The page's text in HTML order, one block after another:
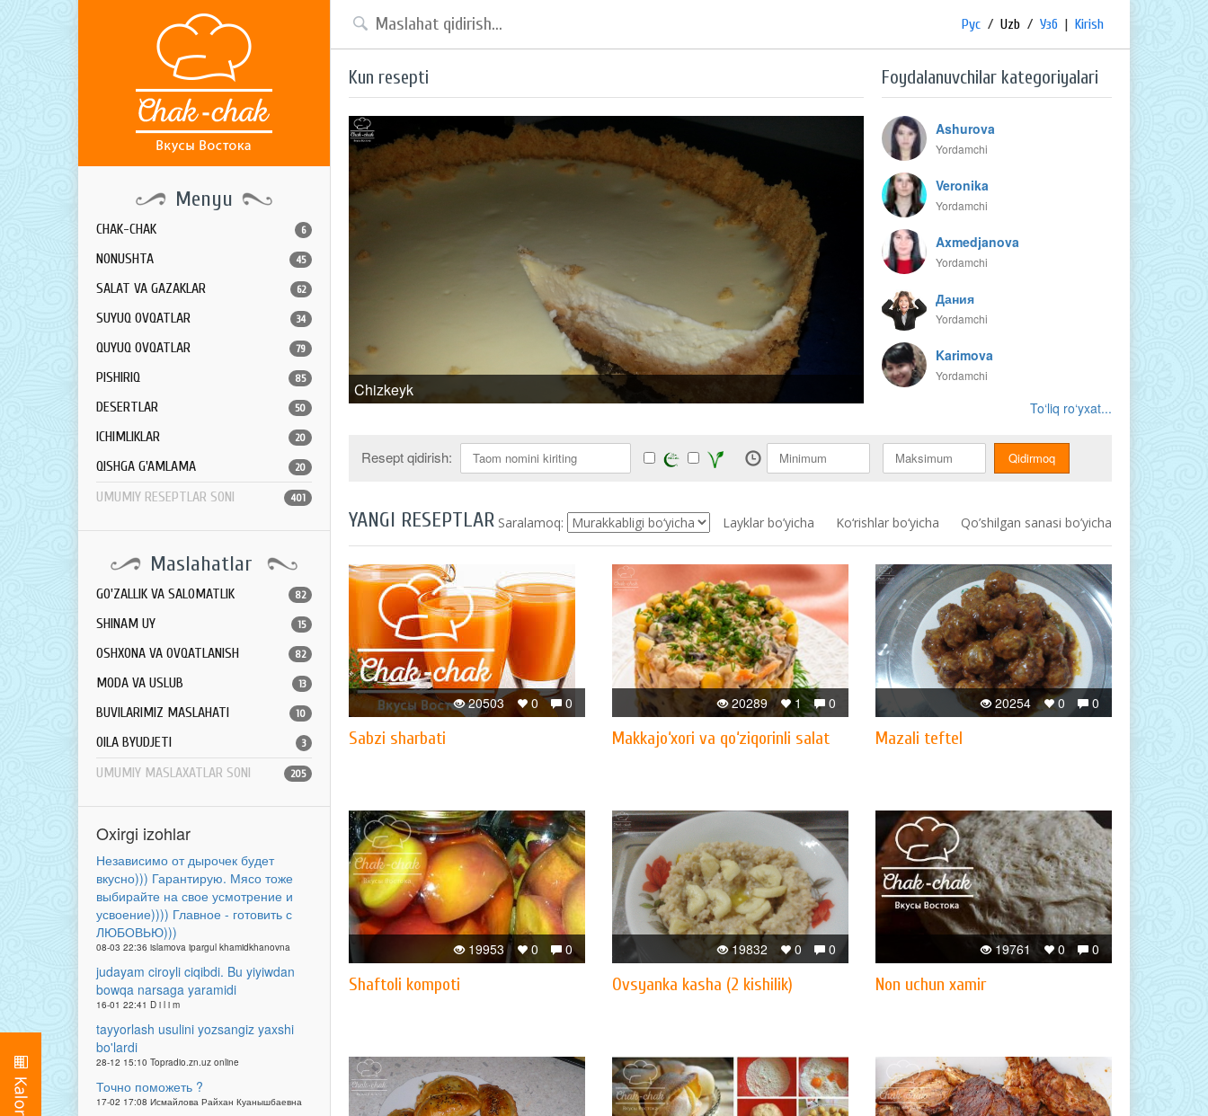
Menyu
CHAK-CHAK 6
NONUSHTA 45
SALAT VA GAZAKLAR 62
SUYUQ OVQATLAR 34
QUYUQ OVQATLAR 79
PISHIRIQ 85
DESERTLAR 50
ICHIMLIKLAR 20
QISHGA G'AMLAMA 20
UMUMIY RESEPTLAR SONI 401
Maslahatlar
GO'ZALLIK VA SALOMATLIK 82
SHINAM UY 15
OSHXONA VA OVQATLANISH 82
MODA VA USLUB 13
BUVILARIMIZ MASLAHATI 10
OILA BYUDJETI 3
UMUMIY MASLAXATLAR SONI 205
Oxirgi izohlar
Независимо от дырочек будет
вкусно))) Гарантирую. Мясо тоже
выбирайте на свое усмотрение и
усвоение)))) Главное - готовить с
ЛЮБОВЬЮ)))
08-03 22:36 islamova ipargul khamidkhanovna
judayam ciroyli ciqibdi. Bu yiyiwdan
bowqa narsaga yaramidi
16-01 22:41 D i l i m
tayyorlash usulini yozsangiz yaxshi
bo'lardi
28-12 15:10 Topradio.zn.uz online
Точно поможеть ?
17-02 17:08 Исмайлова Райхан Куанышбаевна
Рус / Uzb / Узб | Kirish
Kun resepti
Chizkeyk
Foydalanuvchilar kategoriyalari
Ashurova
Yordamchi
Veronika
Yordamchi
Axmedjanova
Yordamchi
Дания
Yordamchi
Karimova
Yordamchi
To‘liq ro‘yxat...
Resept qidirish:
YANGI RESEPTLAR Saralamoq: Layklar bo’yicha Ko‘rishlar bo‘yicha Qo’shilgan sanasi bo’yicha
0
0
20503
Sabzi sharbati
0
1
20289
Makkajo‘xori va qo‘ziqorinli salat
0
0
20254
Mazali teftel
0
0
19953
Shaftoli kompoti
0
0
19832
Ovsyanka kasha (2 kishilik)
0
0
19761
Non uchun xamir